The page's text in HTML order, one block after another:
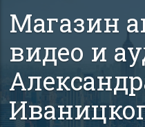
Магазин
видео и